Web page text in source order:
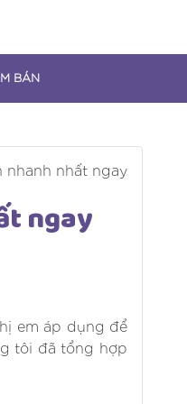
BÁN
nhanh nhất ngay
ngay
em áp dụng để
tôi đã tổng hợp